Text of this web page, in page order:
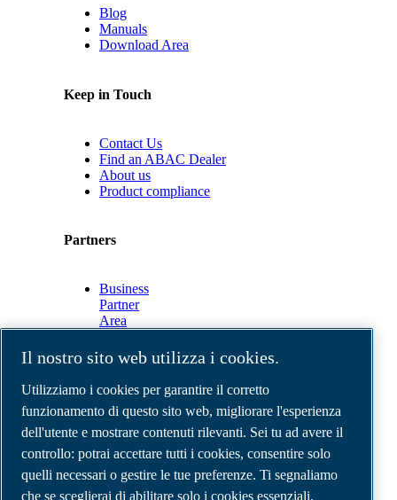
Blog
Manuals
Download Area
Keep in Touch
Contact Us
Find an ABAC Dealer
About us
Product compliance
Partners
Business
Partner
Area
Connect
2.0
Business
ABAC
Media
Gallery
©2026 Compressori d'aria ABAC
Note legali e privacy
Il nostro sito web utilizza i cookies.
Utilizziamo i cookies per garantire il corretto
funzionamento di questo sito web, migliorare l'esperienza
dell'utente e mostrare contenuti rilevanti. Sei tu ad avere il
controllo: potrai accettare tutti i cookies, consentire solo
quelli necessari o gestire le tue preferenze. Ti segnaliamo
che se sceglierai di abilitare solo i cookies essenziali,